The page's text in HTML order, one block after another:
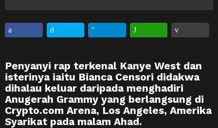
Penyanyi rap terkenal Kanye West dan
isterinya iaitu Bianca Censori didakwa
dihalau keluar daripada menghadiri
Anugerah Grammy yang berlangsung di
Crypto.com Arena, Los Angeles, Amerika
Syarikat pada malam Ahad.